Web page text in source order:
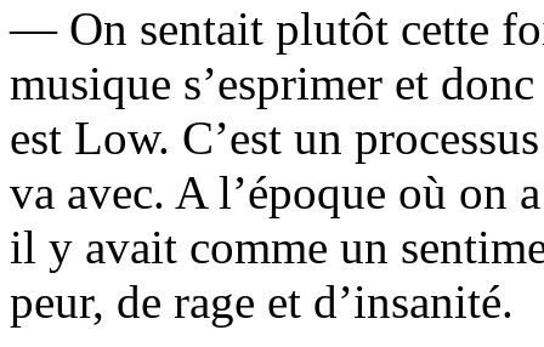
— On sentait plutôt cette
musique s’esprimer et
est Low. C’est un
va avec. A l’époque où on
il y avait comme un
peur, de rage et d’insanité.